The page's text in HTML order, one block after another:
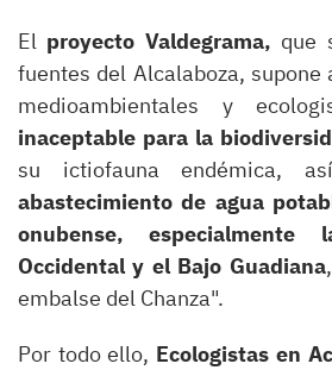
El proyecto Valdegrama, que
fuentes del Alcalaboza, supone
medioambientales y
inaceptable para la
su ictiofauna endémica,
abastecimiento de agua
onubense,
Occidental y el Bajo Guadiana
embalse del Chanza".
Por todo ello, Ecologistas en